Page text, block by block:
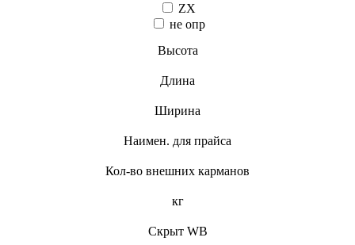
ZX
не опр
Высота
Длина
Ширина
Наимен. для прайса
Кол-во внешних карманов
кг
Скрыт WB